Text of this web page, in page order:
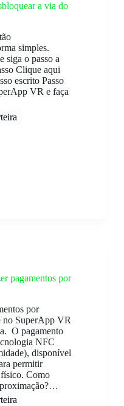
a via do
simples.
siga o passo a
Clique aqui
escrito Passo
VR e faça
pagamentos por
por
no SuperApp VR
O pagamento
NFC
disponível
permitir
físico. Como